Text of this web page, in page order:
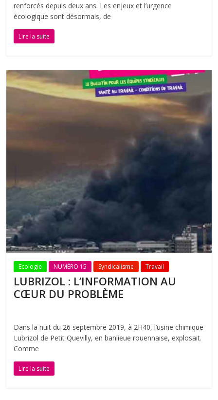
renforcés depuis deux ans. Les enjeux et l’urgence
écologique sont désormais, de
Lire la suite
Ecologie NUMÉRO 15 Syndicalisme Travail
LUBRIZOL : L’INFORMATION AU
CŒUR DU PROBLÈME
Dans la nuit du 26 septembre 2019, à 2H40, l’usine chimique
Lubrizol de Petit Quevilly, en banlieue rouennaise, explosait.
Comme
Lire la suite